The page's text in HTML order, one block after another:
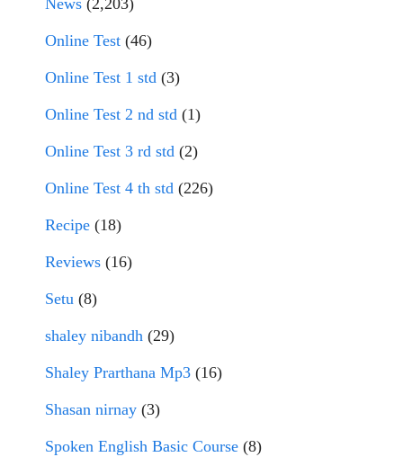
News (2,203)
Online Test (46)
Online Test 1 std (3)
Online Test 2 nd std (1)
Online Test 3 rd std (2)
Online Test 4 th std (226)
Recipe (18)
Reviews (16)
Setu (8)
shaley nibandh (29)
Shaley Prarthana Mp3 (16)
Shasan nirnay (3)
Spoken English Basic Course (8)